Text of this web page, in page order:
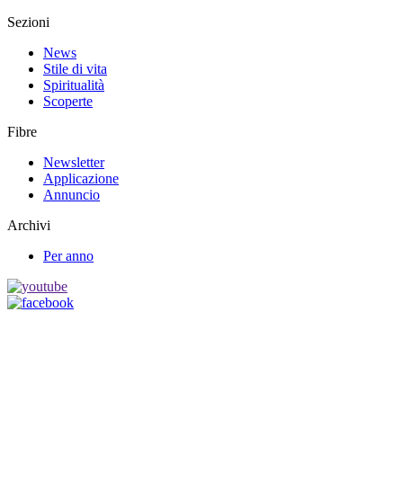
Sezioni
News
Stile di vita
Spiritualità
Scoperte
Fibre
Newsletter
Applicazione
Annuncio
Archivi
Per anno